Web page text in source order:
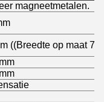
magneetmetalen.
((Breedte op maat